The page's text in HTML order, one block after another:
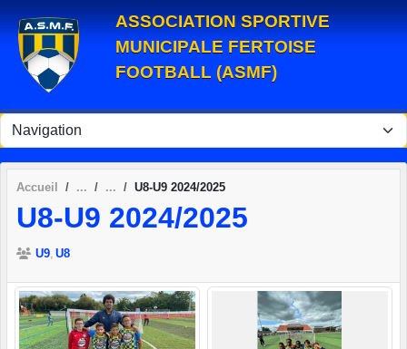
ASSOCIATION SPORTIVE
MUNICIPALE FERTOISE
FOOTBALL (ASMF)
Accueil U8-U9 2024/2025
U8-U9 2024/2025
U9 U8